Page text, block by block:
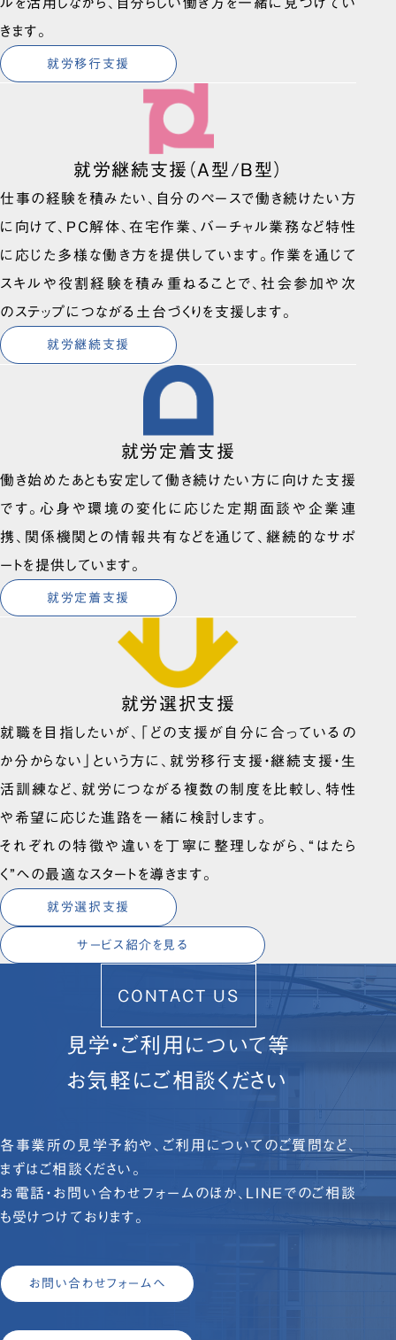
きます。
就労移行支援
就労継続支援（A型/B型）
仕事の経験を積みたい、自分のペースで働き続けたい方
に向けて、PC解体、在宅作業、バーチャル業務など特性
に応じた多様な働き方を提供しています。作業を通じて
スキルや役割経験を積み重ねることで、社会参加や次
のステップにつながる土台づくりを支援します。
就労継続支援
就労定着支援
働き始めたあとも安定して働き続けたい方に向けた支援
です。心身や環境の変化に応じた定期面談や企業連
携、関係機関との情報共有などを通じて、継続的なサポ
ートを提供しています。
就労定着支援
就労選択支援
就職を目指したいが、「どの支援が自分に合っているの
か分からない」という方に、就労移行支援・継続支援・生
活訓練など、就労につながる複数の制度を比較し、特性
や希望に応じた進路を一緒に検討します。
それぞれの特徴や違いを丁寧に整理しながら、“はたら
く”への最適なスタートを導きます。
就労選択支援
サービス紹介を見る
CONTACT US
見学・ご利用について等
お気軽にご相談ください
各事業所の見学予約や、ご利用についてのご質問など、
まずはご相談ください。
お電話・お問い合わせフォームのほか、LINEでのご相談
も受けつけております。
お問い合わせフォームへ